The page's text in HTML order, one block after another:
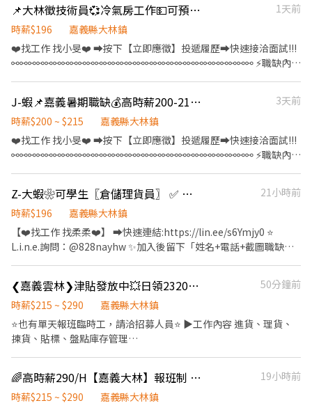
https://reurl.cc/R2p0LG 🔒 【隱私防線】個資僅供廠商審核，敏感
欄位（身分證/詳細地址）錄取前皆可先不填！ ➋加入留言： 👉
大廠」💥
週休：時薪 $ 275 🌆 晚八班｜20:00–24:0 排休：時薪 $ 230 週休：
時薪 $ 220 🗓️【休假制度】 月 排 休 8–9 天 / 週休/休日一皆可選 彈
性排班，兼 職、長期都歡迎 【📢臨時看這裡📢】 大夜班｜24:00-
09:00 時薪 $ 250 小夜班｜24:00-04:00 時薪 $ 220 早五班｜05:00-
時薪 $ 200 倉五早班｜09:00-18:00 時薪 $ 196 倉五大夜｜24:00-
09:00 時薪 $ 250 🔸 可自由報班、無天數限制 🔸 想排多少、想賺多
運 🔸東西單件都不重 🔸不會需要長時間搬重物 🔸需要久站跟久走
📍【工作地點】 嘉義縣大林鎮大埔美園區三路37號（好停車） 📲
【立即應徵】 📩 L I N E： 臨派｜ID : skybd99 長派｜ID :
0933018079 📞 手機：0933-018-079
📌大林徵技術員💞冷氣房工作💵可預支👌可周休二日💰夜班津貼最高7000(J-安)
1天前
時薪$196
嘉義縣大林鎮
❤️‍找工作 找小旻❤️‍ ➡按下【立即應徵】投遞履歷➡快速接洽面試!!!
⚯⚯⚯⚯⚯⚯⚯⚯⚯⚯⚯⚯⚯⚯⚯⚯⚯⚯⚯⚯⚯⚯⚯⚯⚯⚯⚯⚯⚯ ⚡職缺內容
備監控,異常回報跟處置 協助工程師產品品質改善/設備異常排除/設
備保養 協調人力安排及人員教育訓練 SMT所有記錄表單填寫/複檢
完成主管交辦事項 ⭐日班:07:50~20:00(做二休二) ⭐晚
班:19:50~08:00(做二休二) 💰薪資: $30000元/月(上整個月晚班，夜
報表填寫 基礎電腦操作(Word、Excel、Outlook、ERP/MES) ⭐日
班:07:50~20:00(做二休二) ⭐晚班:19:50~08:00(做二休二) 💰薪資:
進貨作業:依據憑證進行貨物點收，開立進貨單 工單領退料:按排程進
行工單備料，點收生產完畢退回物料 入庫、發料:半成品與成品點收
入庫，領用發料，假日配合產線輪流進廠發料 貨物收發:協助物流或
廠內收發貨物 盤點作業:月盤點及年度盤點 ⭐常日班:08:00~17:00(周
休二日) 💰薪資: $30000元/月 •SMT助理: 生產線支援:支援上料、換
料、備料及生管排程核對與倉庫入、退料作業 文件編輯及流程申請:
紙本記錄表單整理成冊及保管 人員技能考核資料整理:教育培訓/考
核計畫執行及訓練資訊彙整成檔 製造備品管理:產線相關的備品請購
流程申請 完成主管交辦事項:作業環境整理優化、人員作業手法改善
⭐常日班:08:00~17:00(周休二日) 💰薪資: $30000元/月 *以上通過站
別考核後，依廠區評估，月績效獎金最高$3000 🎁【福利】 ⭐冷氣
房工作 ⭐可預支【典育專屬福利】 ✨ෆෆෆෆෆෆ📞應徵看這裡📞
J-蝦📌嘉義暑期職缺💰高時薪200-215元👌學生可🎯可隔日領⭕可視訊面試
3天前
時薪$200 ~ $215
嘉義縣大林鎮
❤️‍找工作 找小旻❤️‍ ➡按下【立即應徵】投遞履歷➡快速接洽面試!!!
⚯⚯⚯⚯⚯⚯⚯⚯⚯⚯⚯⚯⚯⚯⚯⚯⚯⚯⚯⚯⚯⚯⚯⚯⚯⚯⚯⚯⚯ ⚡職缺內容
09:00-18:00 時薪：200元 中班:15:30-00:30時薪：205元 晚
班:00:00-09:00時薪：215元 晚八班:20:00-24:00時薪:200元 📌周休
二日 日班:09:00-18:00時薪200元 中班:15:30-00:30時薪205元 夜
班:00:00-09:00時薪210元 📌固定休日一 晚八班:20:00-24:00時薪
❤️‍服務專員:小旻 ❤️‍加賴詢問:搜尋帳號@547qfznf（記得加＠）
❤️‍點擊加入:https://lin.ee/TuSzLpe (加入後請傳: 職缺截圖+姓名
Z-大蝦❀可學生〖倉儲理貨員〗 ✅ 無經驗可｜💵 可隔日領｜🚀 快來卡位！
21小時前
時薪$196
嘉義縣大林鎮
【❤️找工作 找柔柔❤️】 ➡️快速連結:https://lin.ee/s6Ymjy0 ⭐️
L.i.n.e.詢問：@828nayhw ✨加入後留下「姓名+電話+截圖職缺
—————————————————— 《 工作地點》 嘉義縣大林鎮大埔
美園區三路 —————————————————— 《 工作時間&時薪》
❤️月排休制 ❤️固定周休六日 排休 ➡️大夜00:00-09:00 : 時薪$215 檔
期津貼$75 ➡️早班09:00-18:00 : 時薪$200 檔期津貼$15 ➡️晚班
00:00-09:00 : 時薪$210 檔期津貼$65 ➡️早班09:00-18:00 : 時薪$200
檔期津貼$10 ➡️晚班15:00-00:00 : 時薪$205 檔期津貼$35 ➡️晚八
20:00-00:00 : 時薪$200 檔期津貼$20
❮嘉義雲林❯津貼發放中💥日領2320不押薪💥電商理貨員
50分鐘前
時薪$215 ~ $290
嘉義縣大林鎮
⭐也有單天報班臨時工，請洽招募人員⭐ ▶工作內容 進貨、理貨、
揀貨、貼標、盤點庫存管理
━━━━━━━━━━━━━━━━━━━━━━━━━━ ▶工作
班別 ﹝早班﹞ 09:00-18:00 ﹝晚班﹞ 15:30-00:30 ﹝夜班﹞ 24:00-
🌈高時薪290/H【嘉義大林】報班制 兼職首選！/周休二日 隔日領⭐
19小時前
時薪$215 ~ $290
嘉義縣大林鎮